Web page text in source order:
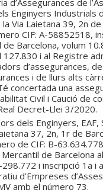
d’Assegurances de
Enginyers Industrials
la Via Laietana 39, 2n
CIF: A-58852518,
de Barcelona, volum
127.830 i al Registre
d’assegurances,
i de llurs alts
concertada una
Civil i Caució de
Decret-Llei 3/2020.
dels Enginyers, EAF,
37, 2n, 1r de
de CIF: B-
de Barcelona
i inscripció 1a i
d’Empreses
amb el número 73.